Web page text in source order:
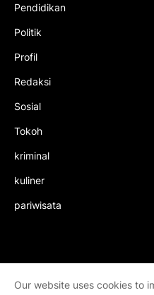
Pendidikan
Politik
Profil
Redaksi
Sosial
Tokoh
kriminal
kuliner
pariwisata
Our website uses cookies to